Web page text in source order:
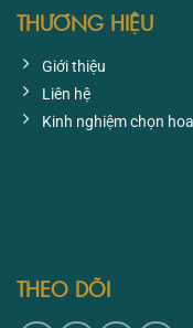
THƯƠNG HIỆU
Giới thiệu
Liên hệ
Kinh nghiệm chọn
THEO DÕI